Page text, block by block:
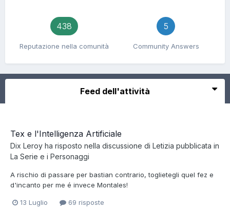
438
Reputazione nella comunità
5
Community Answers
Feed dell'attività
Tex e l'Intelligenza Artificiale
Dix Leroy ha risposto nella discussione di Letizia pubblicata in
La Serie e i Personaggi
A rischio di passare per bastian contrario, toglietegli quel fez e
d'incanto per me é invece Montales!
13 Luglio 69 risposte